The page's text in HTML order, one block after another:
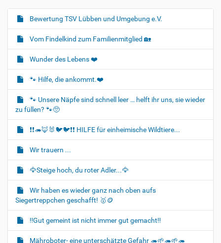
N
a
v
g
a
t
i
o
n
Bewertung TSV Lübben und Umgebung e.V.
Vom Findelkind zum Familienmitglied 🏡
Wunder des Lebens ❤️
🐾 Hilfe, die ankommt.❤️
🐾 Unsere Näpfe sind schnell leer … helft ihr uns, sie wieder
zu füllen? 🐾🥺
❗❗🦔🦊🐰🐦‍🐦❗❗ HILFE für einheimische Wildtiere...
Wir trauern ...
🦅Steige hoch, du roter Adler...🦅
Wir haben es wieder ganz nach oben aufs
Siegertreppchen geschafft! 🥇🪙
‼️Gut gemeint ist nicht immer gut gemacht‼️
Mähroboter- eine unterschätzte Gefahr 🦔🌱🦔🌱🦔